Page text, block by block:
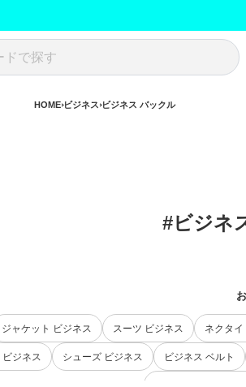
HOME ビジネス ビジネス バックル
#ビジネ
ジャケット ビジネス スーツ ビジネス ネクタイ
ジネス シューズ ビジネス ビジネス ベルト